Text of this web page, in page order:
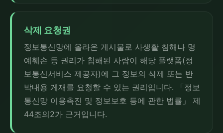
삭제 요청권
정보통신망에 올라온 게시물로 사생활 침해나 명
예훼손 등 권리가 침해된 사람이 해당 플랫폼(정
보통신서비스 제공자)에 그 정보의 삭제 또는 반
박내용 게재를 요청할 수 있는 권리입니다. 「정보
통신망 이용촉진 및 정보보호 등에 관한 법률」 제
44조의2가 근거입니다.